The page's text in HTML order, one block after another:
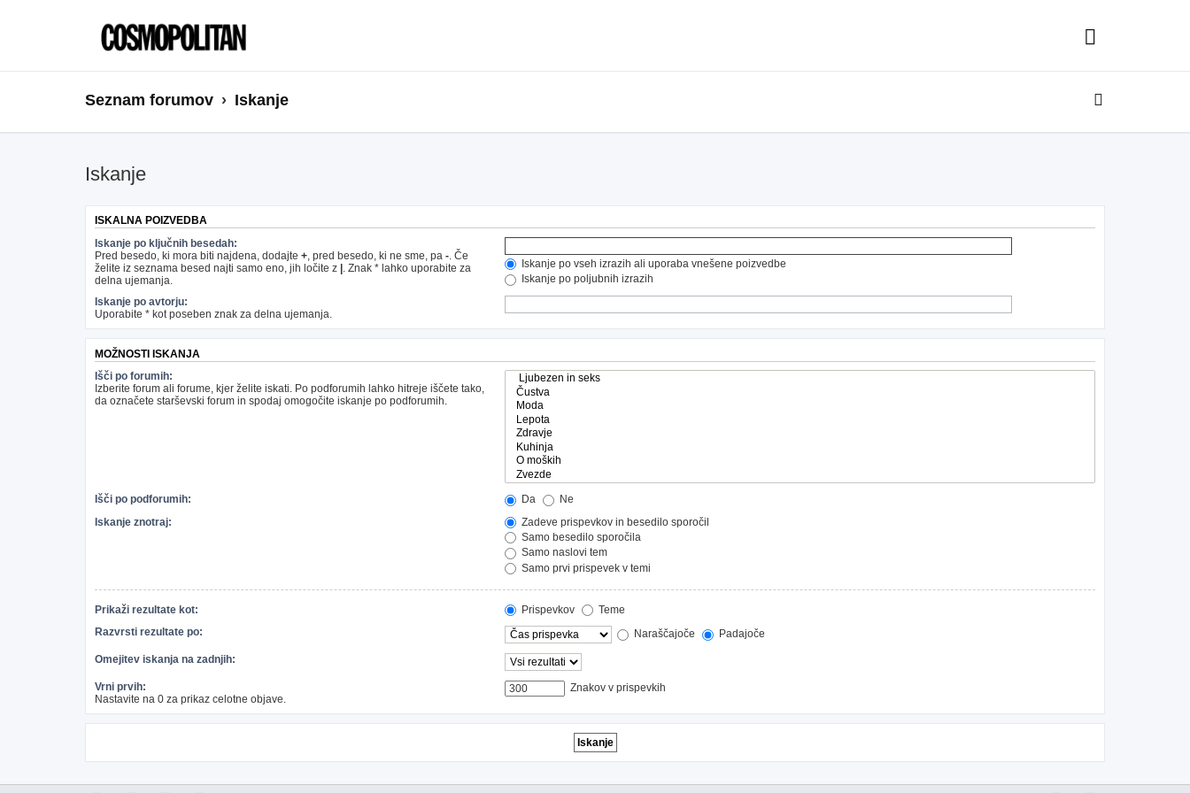
Seznam forumov Iskanje
Iskanje
ISKALNA POIZVEDBA
Iskanje po ključnih besedah:
Pred besedo, ki mora biti najdena, dodajte +, pred besedo, ki ne sme, pa -. Če
želite iz seznama besed najti samo eno, jih ločite z . Znak * lahko uporabite za
delna ujemanja.
Iskanje po vseh izrazih ali uporaba vnešene poizvedbe
Iskanje po poljubnih izrazih
Iskanje po avtorju:
Uporabite * kot poseben znak za delna ujemanja.
MOŽNOSTI ISKANJA
Išči po forumih:
Izberite forum ali forume, kjer želite iskati. Po podforumih lahko hitreje iščete tako,
da označete starševski forum in spodaj omogočite iskanje po podforumih.
Išči po podforumih: Da
Ne
Iskanje znotraj:
Zadeve prispevkov in besedilo sporočil
Samo besedilo sporočila
Samo naslovi tem
Samo prvi prispevek v temi
Prikaži rezultate kot: Prispevkov
Teme
Razvrsti rezultate po:
Naraščajoče Padajoče
Omejitev iskanja na zadnjih:
Vrni prvih:
Nastavite na 0 za prikaz celotne objave.
Znakov v prispevkih